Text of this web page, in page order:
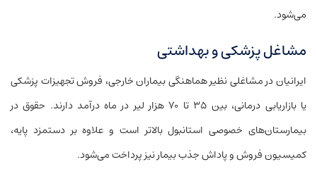
می‌شود.
مشاغل پزشکی و بهداشتی
ایرانیان در مشاغلی نظیر هماهنگی بیماران خارجی، فروش تجهیزات پزشکی
یا بازاریابی درمانی، بین ۳۵ تا ۷۰ هزار لیر در ماه درآمد دارند. حقوق در
بیمارستان‌های خصوصی استانبول بالاتر است و علاوه بر دستمزد پایه،
کمیسیون فروش و پاداش جذب بیمار نیز پرداخت می‌شود.